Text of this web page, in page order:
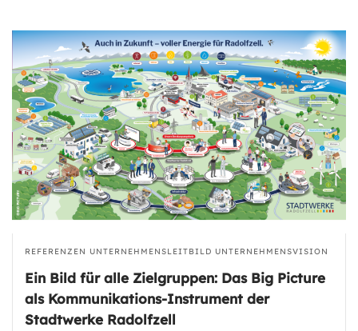
REFERENZEN UNTERNEHMENSLEITBILD UNTERNEHMENSVISION
Ein Bild für alle Zielgruppen: Das Big Picture
als Kommunikations-Instrument der
Stadtwerke Radolfzell